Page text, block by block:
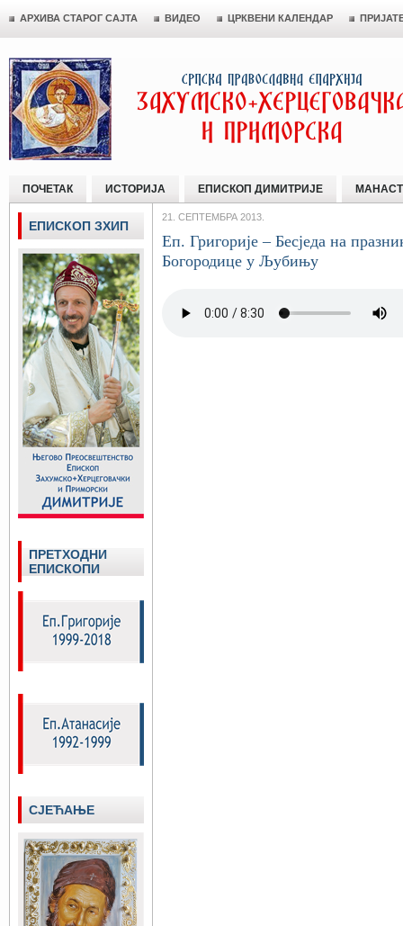
АРХИВА СТАРОГ САЈТА ВИДЕО ЦРКВЕНИ КАЛЕНДАР
ПОЧЕТАК ИСТОРИЈА ЕПИСКОП ДИМИТРИЈЕ
21. СЕПТЕМБРА 2013.
Еп. Григорије – Бесједа на
Богородице у Љубињу
ЕПИСКОП ЗХИП
ПРЕТХОДНИ
ЕПИСКОПИ
СЈЕЋАЊЕ